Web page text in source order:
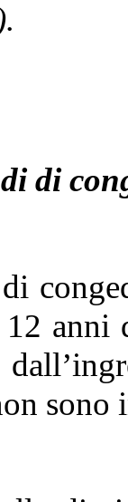
di
anni
sono